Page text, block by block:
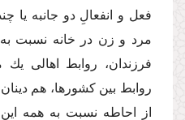
فعل و انفعالِ دو جانبه یا
مرد و زن در خانه نسبت
فرزندان، روابط اهالى
روابط بین كشورها، هم
از احاطه نسبت به همه